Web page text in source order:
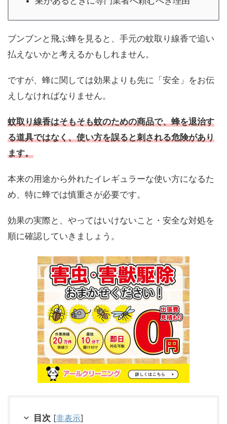
ブンブンと飛ぶ蜂を見ると、手元の蚊取り線香で追い
払えないかと考えるかもしれません。
ですが、蜂に関しては効果よりも先に「安全」をお伝
えしなければなりません。
蚊取り線香はそもそも蚊のための商品で、蜂を退治す
る道具ではなく、使い方を誤ると刺される危険があり
ます。
本来の用途から外れたイレギュラーな使い方になるた
め、特に蜂では慎重さが必要です。
効果の実際と、やってはいけないこと・安全な対処を
順に確認していきましょう。
目次 [非表示]